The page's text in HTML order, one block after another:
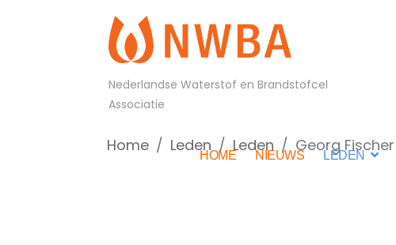
Nederlandse Waterstof en Brandstofcel
Associatie
HOME NIEUWS LEDEN
Home Leden Leden Georg Fischer